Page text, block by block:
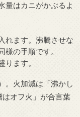
量はカニがかぶるよ
れます。沸騰させな
の手順です。
ります。
。火加減は「沸かし
オフ火」が合言葉